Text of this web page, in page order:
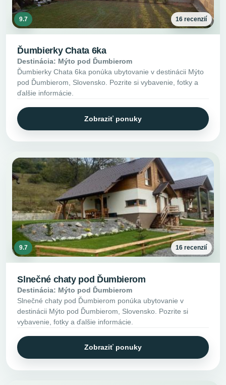
9.7 16 recenzií
Ďumbierky Chata 6ka
Destinácia: Mýto pod Ďumbierom
Ďumbierky Chata 6ka ponúka ubytovanie v destinácii Mýto
pod Ďumbierom, Slovensko. Pozrite si vybavenie, fotky a
ďalšie informácie.
Zobraziť ponuky
9.7 16 recenzií
Slnečné chaty pod Ďumbierom
Destinácia: Mýto pod Ďumbierom
Slnečné chaty pod Ďumbierom ponúka ubytovanie v
destinácii Mýto pod Ďumbierom, Slovensko. Pozrite si
vybavenie, fotky a ďalšie informácie.
Zobraziť ponuky